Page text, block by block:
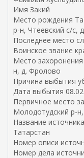
Имя Закий
Место рождения
р-н, Чтеевский с/с,
Последнее место
Воинское звание
Место
н, д. Фролово
Причина выбытия
Дата выбытия
Первичное место
Молодотудский р-
Название
Татарстан
Номер описи
Номер дела